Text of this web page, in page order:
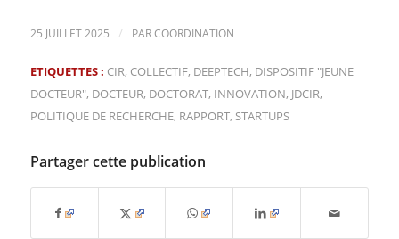
25 JUILLET 2025 / PARCOORDINATION
ETIQUETTES : CIR, COLLECTIF, DEEPTECH, DISPOSITIF "JEUNE
DOCTEUR", DOCTEUR, DOCTORAT, INNOVATION, JDCIR,
POLITIQUE DE RECHERCHE, RAPPORT, STARTUPS
Partager cette publication